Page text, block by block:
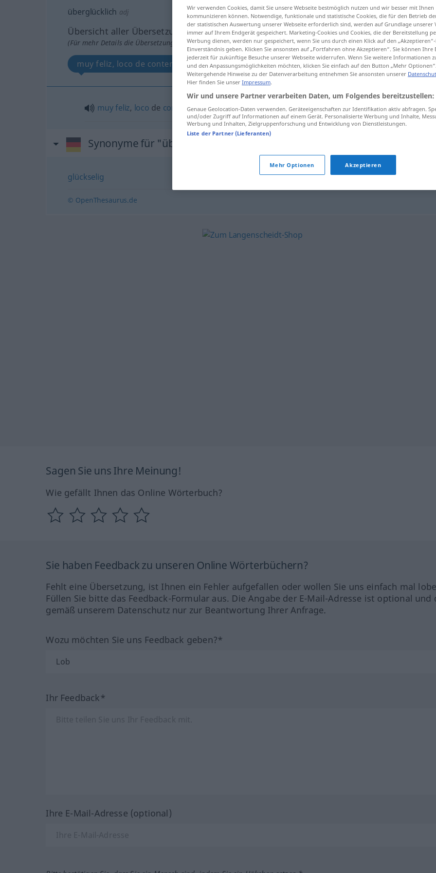
überglücklich adj
Übersicht aller Übersetzungen
(Für mehr Details die Übersetzung anklicken/antippen)
muy feliz, loco de contento
muyfeliz, loco de contento überglücklich
Synonyme für "überglücklich"
glückselig
© OpenThesaurus.de
Sagen Sie uns Ihre Meinung!
Wie gefällt Ihnen das Online Wörterbuch?
Sie haben Feedback zu unseren Online Wörterbüchern?
Fehlt eine Übersetzung, ist Ihnen ein Fehler aufgefallen oder wollen Sie uns einfach mal
Füllen Sie bitte das Feedback-Formular aus. Die Angabe der E-Mail-Adresse ist optional und
gemäß unserem Datenschutz nur zur Beantwortung Ihrer Anfrage.
Wozu möchten Sie uns Feedback geben?*
Ihr Feedback*
Ihre E-Mail-Adresse (optional)
Wir verwenden Cookies, damit Sie unsere Webseite bestmöglich nutzen und wir besser mit Ihnen
kommunizieren können. Notwendige, funktionale und statistische Cookies, die für den Betrieb
der statistischen Auswertung unserer Webseite erforderlich sind, werden auf Grundlage unserer
immer auf Ihrem Endgerät gespeichert. Marketing-Cookies und Cookies, die der Bereitstellung
Werbung dienen, werden nur gespeichert, wenn Sie uns durch einen Klick auf den
Einverständnis geben. Klicken Sie ansonsten auf „Fortfahren ohne Akzeptieren“. Sie können Ihre
jederzeit für zukünftige Besuche unserer Webseite widerrufen. Wenn Sie weitere Informationen
und den Anpassungsmöglichkeiten möchten, klicken Sie einfach auf den Button „Mehr Optionen“.
Weitergehende Hinweise zu der Datenverarbeitung entnehmen Sie ansonsten unserer
Hier finden Sie unser Impressum.
Wir und unsere Partner verarbeiten Daten, um Folgendes bereitzustellen:
Genaue Geolocation-Daten verwenden. Geräteeigenschaften zur Identifikation aktiv abfragen.
und/oder Zugriff auf Informationen auf einem Gerät. Personalisierte Werbung und Inhalte,
Werbung und Inhalten, Zielgruppenforschung und Entwicklung von Dienstleistungen.
Liste der Partner (Lieferanten)
Mehr Optionen Akzeptieren